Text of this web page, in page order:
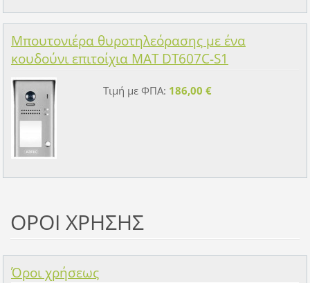
Μπουτονιέρα θυροτηλεόρασης με ένα
κουδούνι επιτοίχια MAT DT607C-S1
Τιμή με ΦΠΑ: 186,00 €
ΟΡΟΙ ΧΡΗΣΗΣ
Όροι χρήσεως